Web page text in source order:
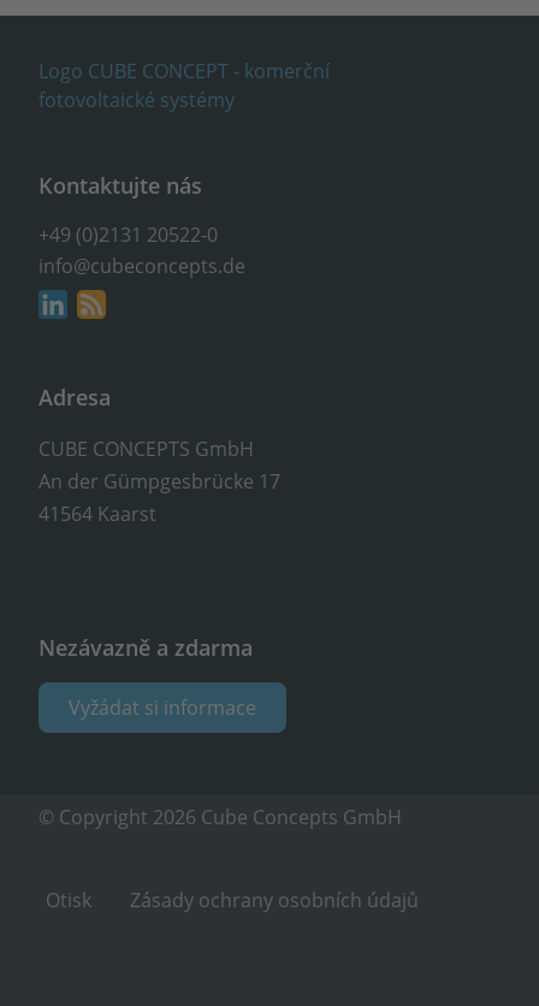
Kontaktujte nás
+49 (0)2131 20522-0
info@cubeconcepts.de
Adresa
CUBE CONCEPTS GmbH
An der Gümpgesbrücke 17
41564 Kaarst
Nezávazně a zdarma
Vyžádat si informace
© Copyright 2026 Cube Concepts GmbH
Otisk Zásady ochrany osobních údajů